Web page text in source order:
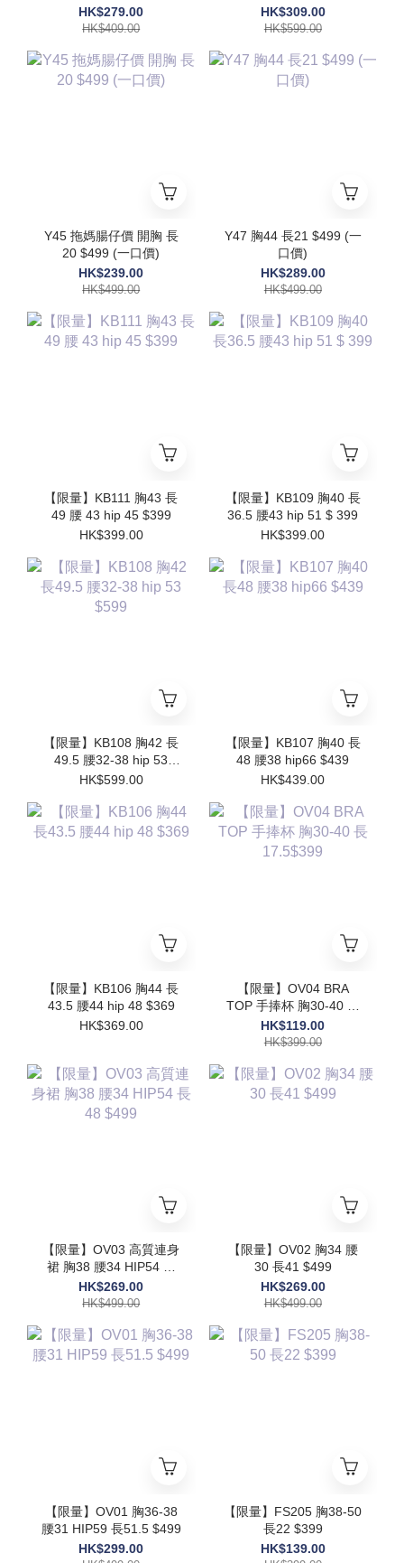
HK$279.00
HK$409.00
(一口價)
HK$309.00
HK$599.00
Y45 拖媽腸仔價 開胸 長
20 $499 (一口價)
HK$239.00
HK$499.00
Y47 胸44 長21 $499 (一
口價)
HK$289.00
HK$499.00
【限量】KB111 胸43 長
49 腰 43 hip 45 $399
HK$399.00
【限量】KB109 胸40 長
36.5 腰43 hip 51 $ 399
HK$399.00
【限量】KB108 胸42 長
49.5 腰32-38 hip 53
$599
HK$599.00
【限量】KB107 胸40 長
48 腰38 hip66 $439
HK$439.00
【限量】KB106 胸44 長
43.5 腰44 hip 48 $369
HK$369.00
【限量】OV04 BRA
TOP 手捧杯 胸30-40 長
17.5$399
HK$119.00
HK$399.00
【限量】OV03 高質連身
裙 胸38 腰34 HIP54 長
48 $499
HK$269.00
HK$499.00
【限量】OV02 胸34 腰
30 長41 $499
HK$269.00
HK$499.00
【限量】OV01 胸36-38
腰31 HIP59 長51.5 $499
HK$299.00
【限量】FS205 胸38-50
長22 $399
HK$139.00